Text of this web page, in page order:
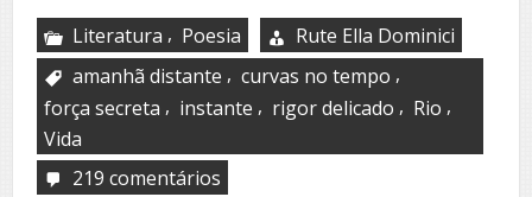
Literatura , Poesia
Rute Ella Dominici
amanhã distante , curvas no tempo ,
força secreta , instante , rigor delicado , Rio ,
Vida
219 comentários